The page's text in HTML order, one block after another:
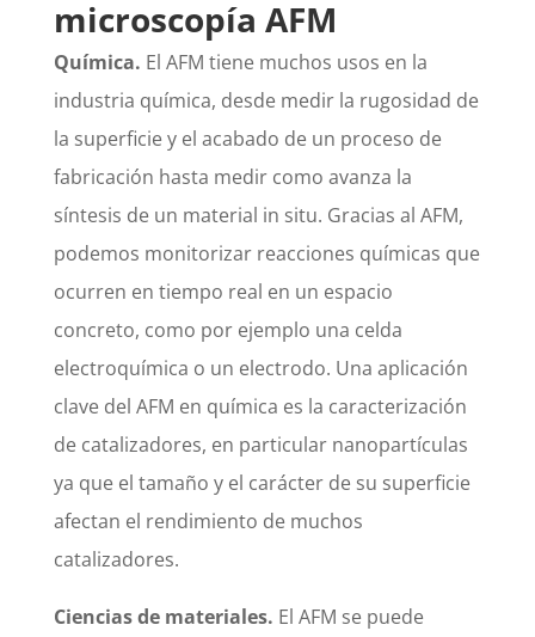
microscopía AFM
Química. El AFM tiene muchos usos en la
industria química, desde medir la rugosidad de
la superficie y el acabado de un proceso de
fabricación hasta medir como avanza la
síntesis de un material in situ. Gracias al AFM,
podemos monitorizar reacciones químicas que
ocurren en tiempo real en un espacio
concreto, como por ejemplo una celda
electroquímica o un electrodo. Una aplicación
clave del AFM en química es la caracterización
de catalizadores, en particular nanopartículas
ya que el tamaño y el carácter de su superficie
afectan el rendimiento de muchos
catalizadores.
Ciencias de materiales. El AFM se puede